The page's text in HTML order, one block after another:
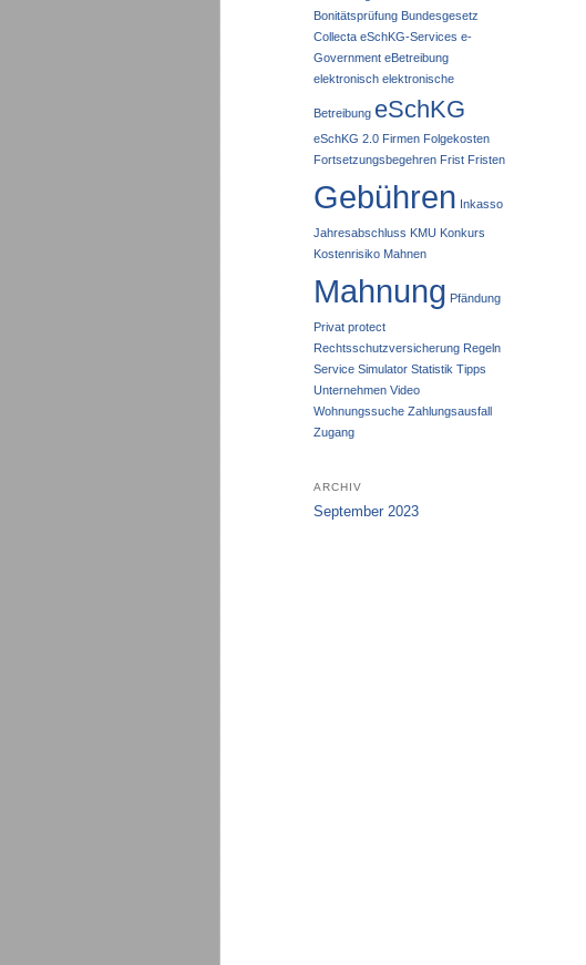
Bonitätsprüfung Bundesgesetz
Collecta eSchKG-Services e-
Government eBetreibung
elektronisch elektronische
Betreibung eSchKG
eSchKG 2.0 Firmen Folgekosten
Fortsetzungsbegehren Frist Fristen
Gebühren Inkasso
Jahresabschluss KMU Konkurs
Kostenrisiko Mahnen
Mahnung Pfändung
Privat protect
Rechtsschutzversicherung Regeln
Service Simulator Statistik Tipps
Unternehmen Video
Wohnungssuche Zahlungsausfall
Zugang
ARCHIV
September 2023